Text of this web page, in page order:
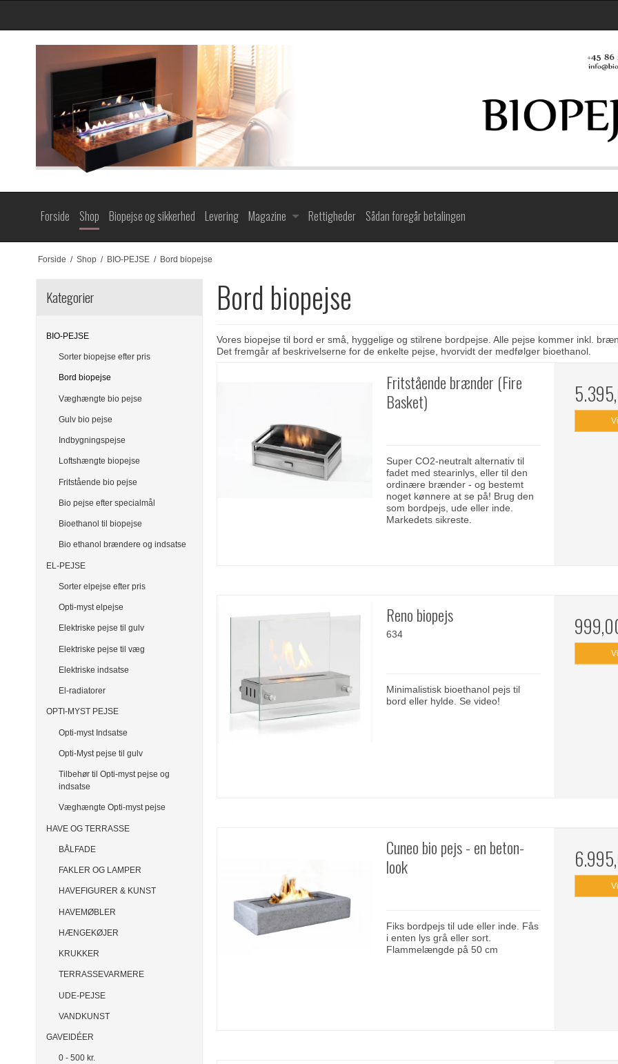
Forside Shop Biopejse og sikkerhed Levering Magazine Rettigheder Sådan foregår betalingen
Forside / Shop / BIO-PEJSE / Bord biopejse
Kategorier
BIO-PEJSE
Sorter biopejse efter pris
Bord biopejse
Væghængte bio pejse
Gulv bio pejse
Indbygningspejse
Loftshængte biopejse
Fritstående bio pejse
Bio pejse efter specialmål
Bioethanol til biopejse
Bio ethanol brændere og indsatse
EL-PEJSE
Sorter elpejse efter pris
Opti-myst elpejse
Elektriske pejse til gulv
Elektriske pejse til væg
Elektriske indsatse
El-radiatorer
OPTI-MYST PEJSE
Opti-myst Indsatse
Opti-Myst pejse til gulv
Tilbehør til Opti-myst pejse og
indsatse
Væghængte Opti-myst pejse
HAVE OG TERRASSE
BÅLFADE
FAKLER OG LAMPER
HAVEFIGURER & KUNST
HAVEMØBLER
HÆNGEKØJER
KRUKKER
TERRASSEVARMERE
UDE-PEJSE
VANDKUNST
GAVEIDÉER
0 - 500 kr.
Bord biopejse
Vores biopejse til bord er små, hyggelige og stilrene bordpejse. Alle pejse kommer inkl.
Det fremgår af beskrivelserne for de enkelte pejse, hvorvidt der medfølger bioethanol.
Fritstående brænder (Fire
Basket)
Super CO2-neutralt alternativ til
fadet med stearinlys, eller til den
ordinære brænder - og bestemt
noget kønnere at se på! Brug den
som bordpejs, ude eller inde.
Markedets sikreste.
Reno biopejs
634
Minimalistisk bioethanol pejs til
bord eller hylde. Se video!
Cuneo bio pejs - en beton-
look
Fiks bordpejs til ude eller inde. Fås
i enten lys grå eller sort.
Flammelængde på 50 cm